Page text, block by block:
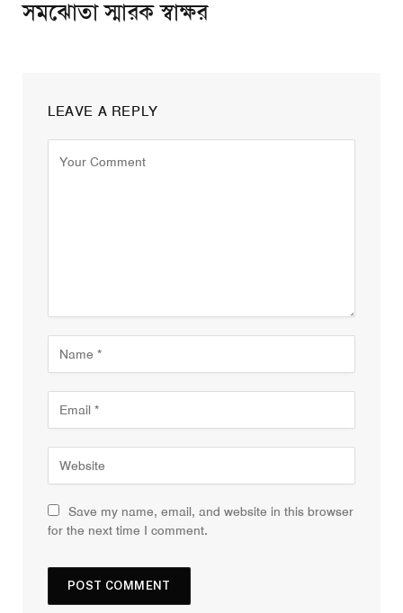
সমঝোতা স্মারক স্বাক্ষর
LEAVE A REPLY
Save my name, email, and website in this browser
for the next time I comment.